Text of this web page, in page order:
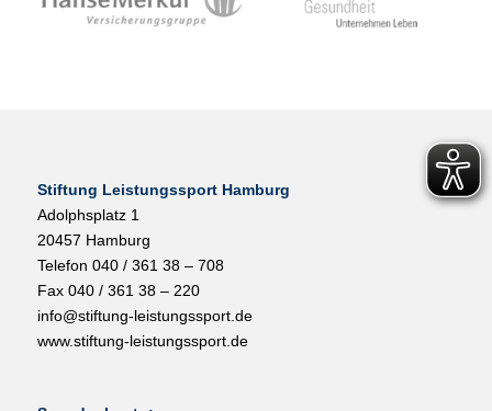
Stiftung Leistungssport Hamburg
Adolphsplatz 1
20457 Hamburg
Telefon 040 / 361 38 – 708
Fax 040 / 361 38 – 220
info@stiftung-leistungssport.de
www.stiftung-leistungssport.de